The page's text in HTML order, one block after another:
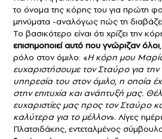
το όνομα της κόρης του για πρώτη
μηνύματα -αναλόγως πώς τη
Το βασικότερο είναι ότι χρίζει την
επισημοποιεί αυτό που γνώριζαν όλοι
ρόλο στον όμιλο: «Η κόρη μου
ευχαριστήσουμε τον Σταύρο για την
υπηρεσία του στον όμιλο, η οποία
στην επιτυχία και ανάπτυξή μας.
ευχαριστίες μας προς τον Σταύρο
καλύτερα για το μέλλον». Λίγες
Πλατσιδάκης, εντεταλμένος